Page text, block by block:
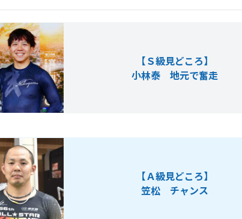
【Ｓ級見どころ】
小林泰 地元で奮走
【Ａ級見どころ】
笠松 チャンス